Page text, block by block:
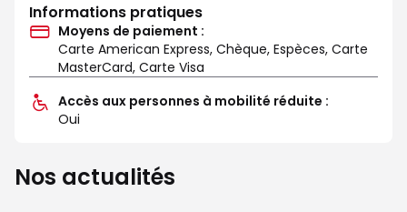
Informations pratiques
Moyens de paiement :
Carte American Express, Chèque, Espèces, Carte
MasterCard, Carte Visa
Accès aux personnes à mobilité réduite :
Oui
Nos actualités